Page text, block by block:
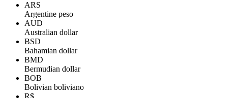
ARS
Argentine peso
AUD
Australian dollar
BSD
Bahamian dollar
BMD
Bermudian dollar
BOB
Bolivian boliviano
R$